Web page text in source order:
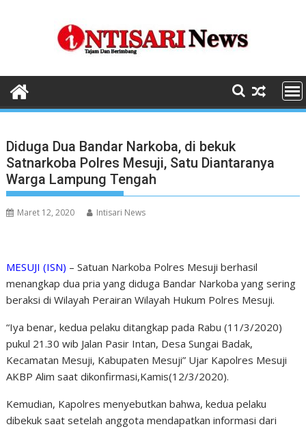
Diduga Dua Bandar Narkoba, di bekuk
Satnarkoba Polres Mesuji, Satu Diantaranya
Warga Lampung Tengah
Maret 12, 2020 Intisari News
MESUJI (ISN) – Satuan Narkoba Polres Mesuji berhasil
menangkap dua pria yang diduga Bandar Narkoba yang sering
beraksi di Wilayah Perairan Wilayah Hukum Polres Mesuji.
“Iya benar, kedua pelaku ditangkap pada Rabu (11/3/2020)
pukul 21.30 wib Jalan Pasir Intan, Desa Sungai Badak,
Kecamatan Mesuji, Kabupaten Mesuji” Ujar Kapolres Mesuji
AKBP Alim saat dikonfirmasi,Kamis(12/3/2020).
Kemudian, Kapolres menyebutkan bahwa, kedua pelaku
dibekuk saat setelah anggota mendapatkan informasi dari